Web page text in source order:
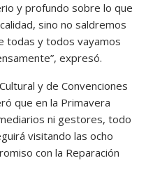
y profundo sobre lo que
sino no saldremos
todas y todos vayamos
expresó.
y de Convenciones
que en la Primavera
ni gestores, todo
visitando las ocho
con la Reparación